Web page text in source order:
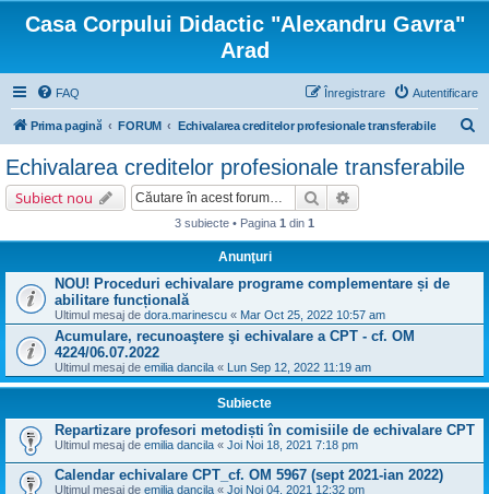
Casa Corpului Didactic "Alexandru Gavra"
Arad
FAQ Autentificare
Înregistrare
Prima pagină FORUM Echivalarea creditelor profesionale transferabile
Echivalarea creditelor profesionale transferabile
Subiect nou Căutare
3 subiecte • Pagina 1 din 1
Anunţuri
NOU! Proceduri echivalare programe complementare și de
abilitare funcțională
Ultimul mesaj de dora.marinescu « Mar Oct 25, 2022 10:57 am
Acumulare, recunoaştere şi echivalare a CPT - cf. OM
4224/06.07.2022
Ultimul mesaj de emilia dancila « Lun Sep 12, 2022 11:19 am
Subiecte
Repartizare profesori metodiști în comisiile de echivalare CPT
Ultimul mesaj de emilia dancila « Joi Noi 18, 2021 7:18 pm
Calendar echivalare CPT_cf. OM 5967 (sept 2021-ian 2022)
Ultimul mesaj de emilia dancila « Joi Noi 04, 2021 12:32 pm